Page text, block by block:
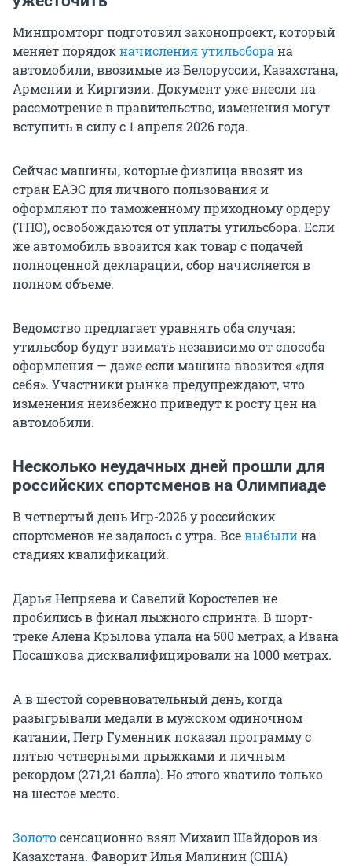
Минпромторг подготовил законопроект, который
меняет порядокначисления утильсборана
автомобили, ввозимые из Белоруссии, Казахстана,
Армении и Киргизии. Документ уже внесли на
рассмотрение в правительство, изменения могут
вступить в силу с 1 апреля 2026 года.
Сейчас машины, которые физлица ввозят из
стран ЕАЭС для личного пользования и
оформляют по таможенному приходному ордеру
(ТПО), освобождаются от уплаты утильсбора. Если
же автомобиль ввозится как товар с подачей
полноценной декларации, сбор начисляется в
полном объеме.
Ведомство предлагает уравнять оба случая:
утильсбор будут взимать независимо от способа
оформления — даже если машина ввозится «для
себя». Участники рынка предупреждают, что
изменения неизбежно приведут к росту цен на
автомобили.
Несколько неудачных дней прошли для
российских спортсменов на Олимпиаде
В четвертый день Игр-2026 у российских
спортсменов не задалось с утра. Всевыбылина
стадиях квалификаций.
Дарья Непряева и Савелий Коростелев не
пробились в финал лыжного спринта. В шорт-
треке Алена Крылова упала на 500 метрах, а Ивана
Посашкова дисквалифицировали на 1000 метрах.
А в шестой соревновательный день, когда
разыгрывали медали в мужском одиночном
катании, Петр Гуменник показал программу с
пятью четверными прыжками и личным
рекордом (271,21 балла). Но этого хватило только
на шестое место.
Золотосенсационно взял Михаил Шайдоров из
Казахстана. Фаворит Илья Малинин (США)